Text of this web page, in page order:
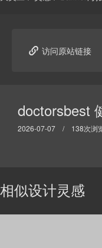
 访问原站链接
doctorsbest
2026-07-07 / 138次浏
相似设计灵感